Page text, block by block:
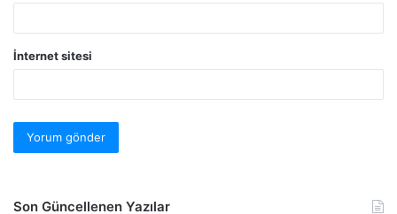
İnternet sitesi
Son Güncellenen Yazılar